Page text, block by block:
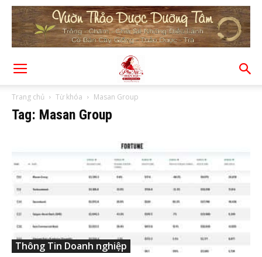
Trang chủ Từ khóa Masan Group
Tag: Masan Group
Thông Tin Doanh nghiệp